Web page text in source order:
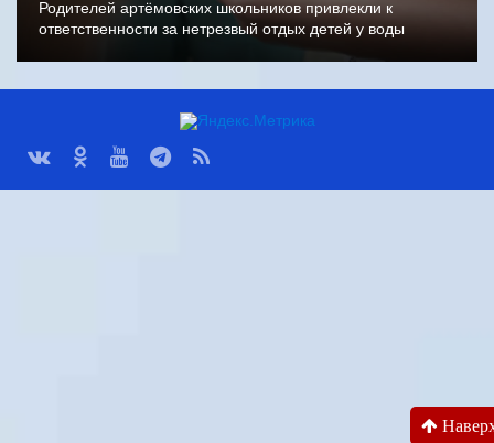
Родителей артёмовских школьников привлекли к
ответственности за нетрезвый отдых детей у воды